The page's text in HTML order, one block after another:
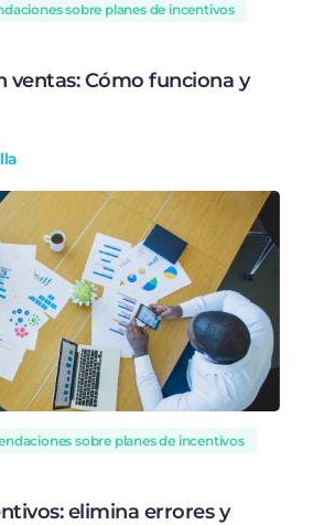
sobre planes de incentivos
ventas: Cómo funciona y
sobre planes de incentivos
elimina errores y